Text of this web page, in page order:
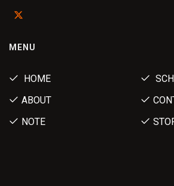
MENU
HOME
ABOUT
NOTE